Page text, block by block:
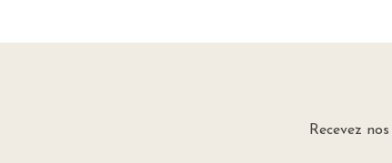
Recevez